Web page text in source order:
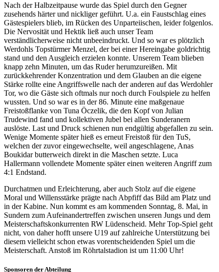
Nach der Halbzeitpause wurde das Spiel durch den Gegner
zusehends härter und nickliger geführt. U.a. ein Faustschlag eines
Gästespielers blieb, im Rücken des Unparteiischen, leider folgenlos.
Die Nervosität und Hektik ließ auch unser Team
verständlicherweise nicht unbeeindruckt. Und so war es plötzlich
Werdohls Topstürmer Menzel, der bei einer Hereingabe goldrichtig
stand und den Ausgleich erzielen konnte. Unserem Team blieben
knapp zehn Minuten, um das Ruder herumzureißen. Mit
zurückkehrender Konzentration und dem Glauben an die eigene
Stärke rollte eine Angriffswelle nach der anderen auf das Werdohler
Tor, wo die Gäste sich oftmals nur noch durch Foulspiele zu helfen
wussten. Und so war es in der 86. Minute eine maßgenaue
Freistoßflanke von Tuna Öczelik, die den Kopf von Julian
Trudewind fand und kollektiven Jubel bei allen Sunderanern
auslöste. Last und Druck schienen nun endgültig abgefallen zu sein.
Wenige Momente später hieß es erneut Freistoß für den TuS,
welchen der zuvor eingewechselte, weil angeschlagene, Anas
Boukidar butterweich direkt in die Maschen setzte. Luca
Hallermann vollendete Momente später einen weiteren Angriff zum
4:1 Endstand.
Durchatmen und Erleichterung, aber auch Stolz auf die eigene
Moral und Willensstärke prägte nach Abpfiff das Bild am Platz und
in der Kabine. Nun kommt es am kommenden Sonntag, 8. Mai, in
Sundern zum Aufeinandertreffen zwischen unseren Jungs und dem
Meisterschaftskonkurrenten RW Lüdenscheid. Mehr Top-Spiel geht
nicht, von daher hofft unsere U19 auf zahlreiche Unterstützung bei
diesem vielleicht schon etwas vorentscheidenden Spiel um die
Meisterschaft. Anstoß im Röhrtalstadion ist um 11:00 Uhr!
Sponsoren der Abteilung